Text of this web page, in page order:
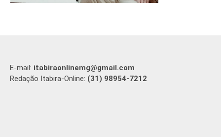
E-mail: itabiraonlinemg@gmail.com
Redação Itabira-Online: (31) 98954-7212